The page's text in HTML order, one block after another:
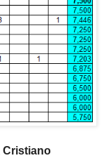
Cristiano